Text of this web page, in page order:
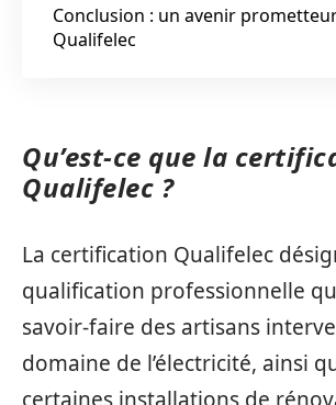
Conclusion : un avenir
Qualifelec
Qu’est-ce que la
Qualifelec ?
La certification Qualifelec
qualification professionnelle
savoir-faire des artisans
domaine de l’électricité, ainsi
certaines installations de